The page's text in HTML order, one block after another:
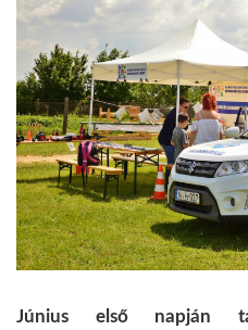
Június első napján